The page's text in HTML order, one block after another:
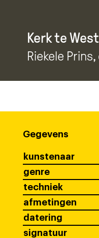
Kerk te
Riekele Prins
Gegevens
kunstenaar
genre
techniek
afmetingen
datering
signatuur